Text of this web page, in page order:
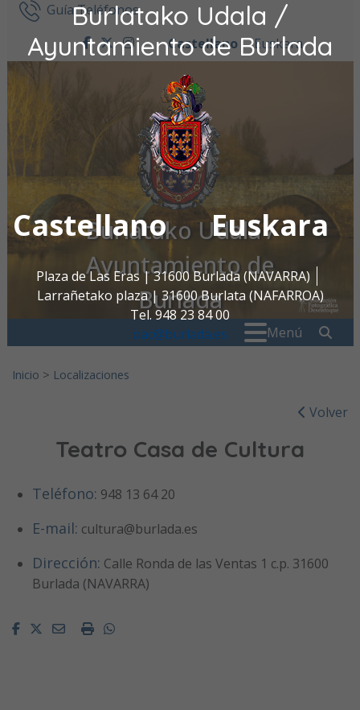
Burlatako Udala /
Ayuntamiento de Burlada
Castellano Euskara
Plaza de Las Eras | 31600 Burlada (NAVARRA)
Larrañetako plaza | 31600 Burlata (NAFARROA)
Tel. 948 23 84 00
oac@burlada.es
Ir al contenidoGuía Teléfonos
facebook
twitter
instagram
Castellano Euskara
Burlatako Udala /
Ayuntamiento de
Burlada
Menú
Inicio > Localizaciones
Volver
Teatro Casa de Cultura
Teléfono: 948 13 64 20
E-mail: cultura@burlada.es
Dirección: Calle Ronda de las Ventas 1 c.p. 31600
Burlada (NAVARRA)
FacebookTwitterEmailImprimirWhatsapp